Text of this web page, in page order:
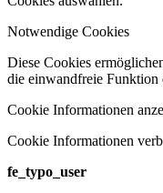
Notwendige Cookies
Diese Cookies
die einwandfreie Funktion
Cookie Informationen
Cookie Informationen
fe_typo_user